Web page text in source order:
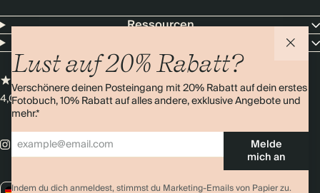
Lust auf 20% Rabatt?
Verschönere deinen Posteingang mit 20% Rabatt auf dein erstes
Fotobuch, 10% Rabatt auf alles andere, exklusive Angebote und
mehr.*
Melde
mich an
Indem du dich anmeldest, stimmst du Marketing-Emails von Papier zu.
Ressourcen
4,0 SterneÜber 11.000 Bewertungen